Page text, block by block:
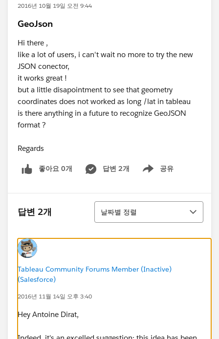
2016년 10월 19일 오전 9:44
GeoJson
Hi there ,
like a lot of users, i can't wait no more to try the new
JSON conector,
it works great !
but a little disapointment to see that geometry
coordinates does not worked as long /lat in tableau
is there anything in a future to recognize GeoJSON
format ?
Regards
좋아요 0개 답변 2개 공유
Show menu
답변 2개
정렬
날짜별 정렬
Tableau Community Forums Member (Inactive)
(Salesforce)
2016년 11월 14일 오후 3:40
Hey Antoine Dirat,